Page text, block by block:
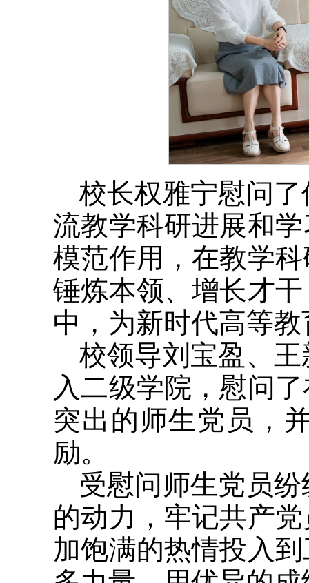
校长权雅宁慰问
流教学科研进展和
模范作用，在教学
锤炼本领、增长才
中，为新时代高等
校领导刘宝盈、
入二级学院，慰问
突出的师生党员，
励。
受慰问师生党员
的动力，牢记共产
加饱满的热情投入